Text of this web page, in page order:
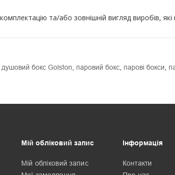
та/або зовнішній вигляд виробів,
душовий бокс Golston, паровий бокс, парові бокси,
Мій обліковий запис
Мій обліковий запис
Інформація
Контакти